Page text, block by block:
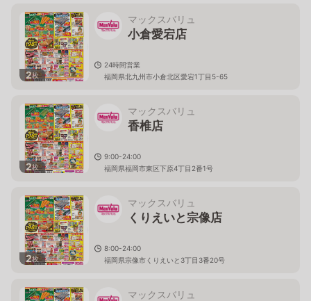
2枚
マックスバリュ
小倉愛宕店
24時間営業
福岡県北九州市小倉北区愛宕1丁目5-65
2枚
マックスバリュ
香椎店
9:00-24:00
福岡県福岡市東区下原4丁目2番1号
2枚
マックスバリュ
くりえいと宗像店
8:00-24:00
福岡県宗像市くりえいと3丁目3番20号
マックスバリュ